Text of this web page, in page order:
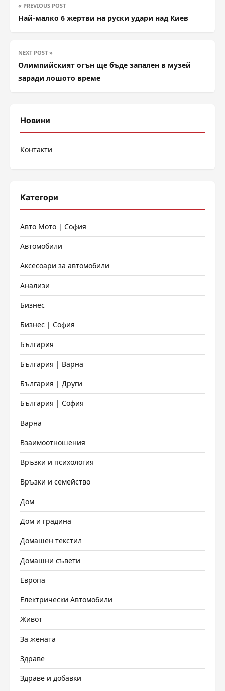
« PREVIOUS POST
Най-малко 6 жертви на руски удари над Киев
NEXT POST »
Олимпийският огън ще бъде запален в музей
заради лошото време
Новини
Контакти
Категори
Авто Мото | София
Автомобили
Аксесоари за автомобили
Анализи
Бизнес
Бизнес | София
България
България | Варна
България | Други
България | София
Варна
Взаимоотношения
Връзки и психология
Връзки и семейство
Дом
Дом и градина
Домашен текстил
Домашни съвети
Европа
Електрически Автомобили
Живот
За жената
Здраве
Здраве и добавки